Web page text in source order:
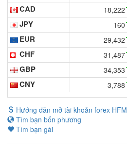
CAD 18,222
JPY 160
EUR 29,432
CHF 31,487
GBP 34,353
CNY 3,788
Hướng dẫn mở tài khoản forex HFM
Tìm bạn bốn phương
Tìm bạn gái